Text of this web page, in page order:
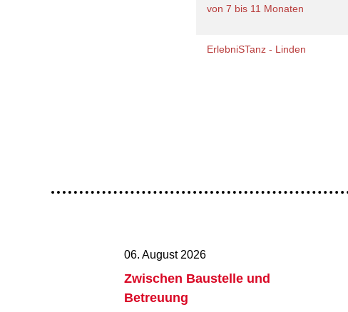
von 7 bis 11 Monaten
ErlebniSTanz - Linden
06. August 2026
Zwischen Baustelle und
Betreuung